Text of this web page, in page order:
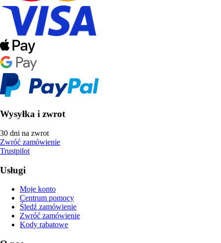
Wysyłka i zwrot
30 dni na zwrot
Zwróć zamówienie
Trustpilot
Usługi
Moje konto
Centrum pomocy
Śledź zamówienie
Zwróć zamówienie
Kody rabatowe